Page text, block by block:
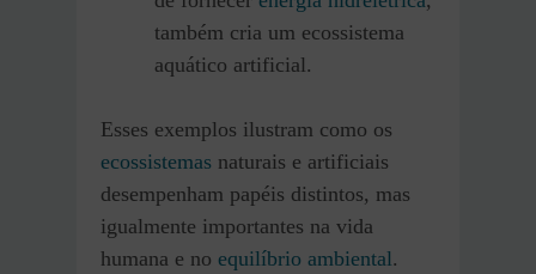
também cria um ecossistema
aquático artificial.
Esses exemplos ilustram como os
ecossistemas naturais e artificiais
desempenham papéis distintos, mas
igualmente importantes na vida
humana e no equilíbrio ambiental.